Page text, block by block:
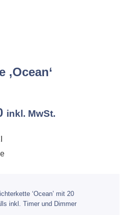
inkl. MwSt.
‘Ocean’ mit 20
inkl. Timer und Dimmer